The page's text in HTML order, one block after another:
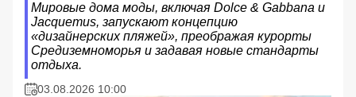
Мировые дома моды, включая Dolce & Gabbana и
Jacquemus, запускают концепцию
«дизайнерских пляжей», преображая курорты
Средиземноморья и задавая новые стандарты
отдыха.
03.08.2026 10:00